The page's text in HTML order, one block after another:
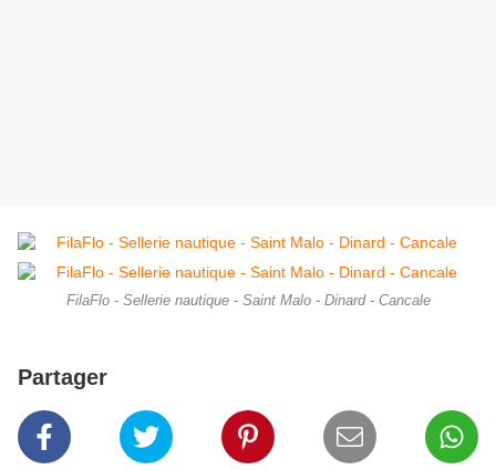
FilaFlo - Sellerie nautique - Saint Malo - Dinard - Cancale
Partager